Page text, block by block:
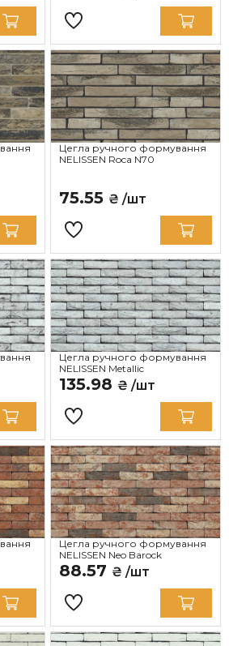
Цегла ручного формування
NELISSEN Roca N70
75.55 ₴ /шт
Цегла ручного формування
NELISSEN Metallic
135.98 ₴ /шт
Цегла ручного формування
NELISSEN Neo Barock
88.57 ₴ /шт